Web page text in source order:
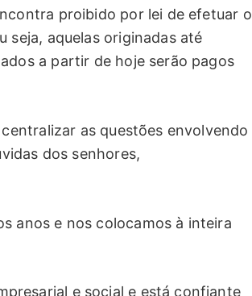
proibido por lei de efetuar o
seja, aquelas originadas até
a partir de hoje serão pagos
as questões envolvendo
dos senhores,
anos e nos colocamos à inteira
e social e está confiante